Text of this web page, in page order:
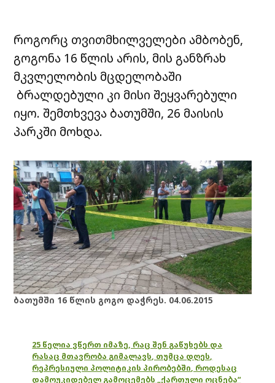
როგორც თვითმხილველები ამბობენ,
გოგონა 16 წლის არის, მის განზრახ
მკვლელობის მცდელობაში
ბრალდებული კი მისი შეყვარებული
იყო. შემთხვევა ბათუმში, 26 მაისის
პარკში მოხდა.
ბათუმში 16 წლის გოგო დაჭრეს. 04.06.2015
25 წელია ვწერთ იმაზე, რაც შენ გაწუხებს და
რასაც მთავრობა გიმალავს, თუმცა დღეს,
რეპრესიული პოლიტიკის პირობებში, როდესაც
დამოუკიდებელ გამოცემებს „ქართული ოცნება“